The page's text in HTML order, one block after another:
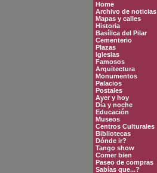
Home
Archivo de noticias
Mapas y calles
Historia
Basílica del Pilar
Cementerio
Plazas
Iglesias
Famosos
Arquitectura
Monumentos
Palacios
Postales
Ayer y hoy
Día y noche
Educación
Museos
Centros Culturales
Bibliotecas
Dónde ir?
Tango show
Comer bien
Paseo de compras
Sabías que...?